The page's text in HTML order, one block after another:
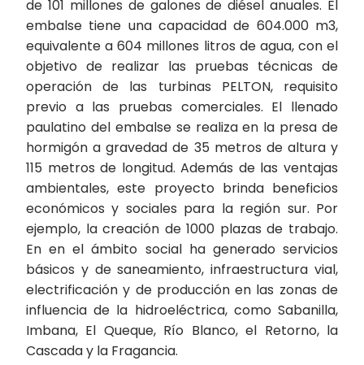
de 101 millones de galones de diésel anuales. El
embalse tiene una capacidad de 604.000 m3,
equivalente a 604 millones litros de agua, con el
objetivo de realizar las pruebas técnicas de
operación de las turbinas PELTON, requisito
previo a las pruebas comerciales. El llenado
paulatino del embalse se realiza en la presa de
hormigón a gravedad de 35 metros de altura y
115 metros de longitud. Además de las ventajas
ambientales, este proyecto brinda beneficios
económicos y sociales para la región sur. Por
ejemplo, la creación de 1000 plazas de trabajo.
En en el ámbito social ha generado servicios
básicos y de saneamiento, infraestructura vial,
electrificación y de producción en las zonas de
influencia de la hidroeléctrica, como Sabanilla,
Imbana, El Queque, Río Blanco, el Retorno, la
Cascada y la Fragancia.